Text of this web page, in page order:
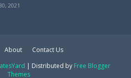
2021
About
Contact Us
| Distributed by Free Blogger
Themes